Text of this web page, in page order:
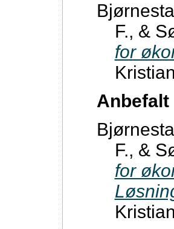
F., &
for
F., &
for